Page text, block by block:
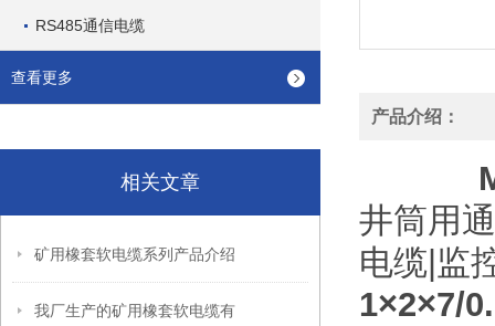
RS485通信电缆
查看更多
相关文章
矿用橡套软电缆系列产品介绍
我厂生产的矿用橡套软电缆有
产品介绍：
井筒用
电缆|监
1×2×7/